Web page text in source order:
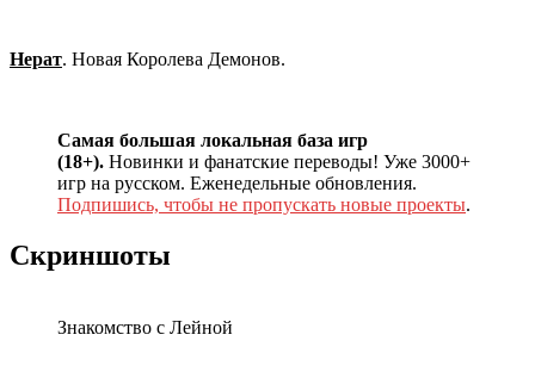
Нерат. Новая Королева Демонов.
Самая большая локальная база игр
(18+). Новинки и фанатские переводы! Уже 3000+
игр на русском. Еженедельные обновления.
Подпишись, чтобы не пропускать новые проекты.
Скриншоты
Знакомство с Лейной